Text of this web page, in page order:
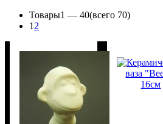
Товары1 — 40(всего 70)
1 2